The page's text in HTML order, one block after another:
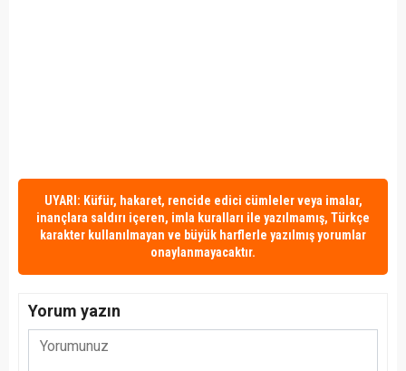
UYARI: Küfür, hakaret, rencide edici cümleler veya imalar,
inançlara saldırı içeren, imla kuralları ile yazılmamış, Türkçe
karakter kullanılmayan ve büyük harflerle yazılmış yorumlar
onaylanmayacaktır.
Yorum yazın